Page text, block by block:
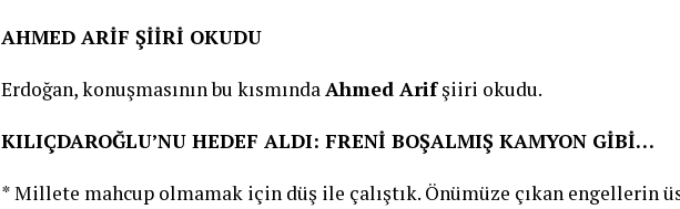
AHMED ARİF ŞİİRİ OKUDU
Erdoğan, konuşmasının bu kısmındaAhmed Arifşiiri okudu.
KILIÇDAROĞLU’NU HEDEF ALDI: FRENİ BOŞALMIŞ KAMYON GİBİ…
* Millete mahcup olmamak için düş ile çalıştık. Önümüze çıkan engellerin